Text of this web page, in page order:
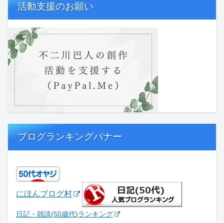
活動支援のお願い
ブログランキングバナー
にほんブログ村
日記・雑談(50歳代)ランキング